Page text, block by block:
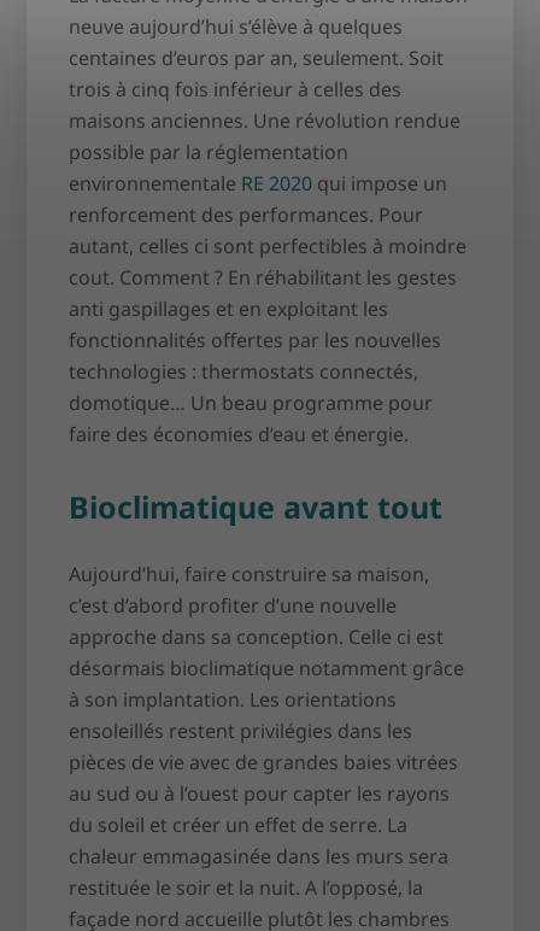
neuve aujourd’hui s’élève à quelques
centaines d’euros par an, seulement. Soit
trois à cinq fois inférieur à celles des
maisons anciennes. Une révolution rendue
possible par la réglementation
environnementale RE 2020 qui impose un
renforcement des performances. Pour
autant, celles ci sont perfectibles à moindre
cout. Comment ? En réhabilitant les gestes
anti gaspillages et en exploitant les
fonctionnalités offertes par les nouvelles
technologies : thermostats connectés,
domotique… Un beau programme pour
faire des économies d’eau et énergie.
Bioclimatique avant tout
Aujourd’hui, faire construire sa maison,
c’est d’abord profiter d’une nouvelle
approche dans sa conception. Celle ci est
désormais bioclimatique notamment grâce
à son implantation. Les orientations
ensoleillés restent privilégies dans les
pièces de vie avec de grandes baies vitrées
au sud ou à l’ouest pour capter les rayons
du soleil et créer un effet de serre. La
chaleur emmagasinée dans les murs sera
restituée le soir et la nuit. A l’opposé, la
façade nord accueille plutôt les chambres